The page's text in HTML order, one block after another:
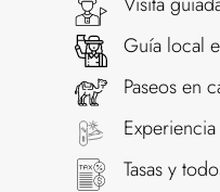
Guía local
Paseos en
Tasas y